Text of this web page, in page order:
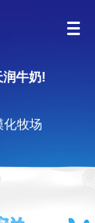
润牛奶!
化牧场